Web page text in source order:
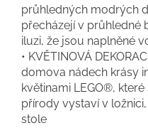
průhledných modrých
přecházejí v průhledné
iluzi, že jsou naplněné
• KVĚTINOVÁ
domova nádech krásy
květinami LEGO®,
přírody vystaví v
stole